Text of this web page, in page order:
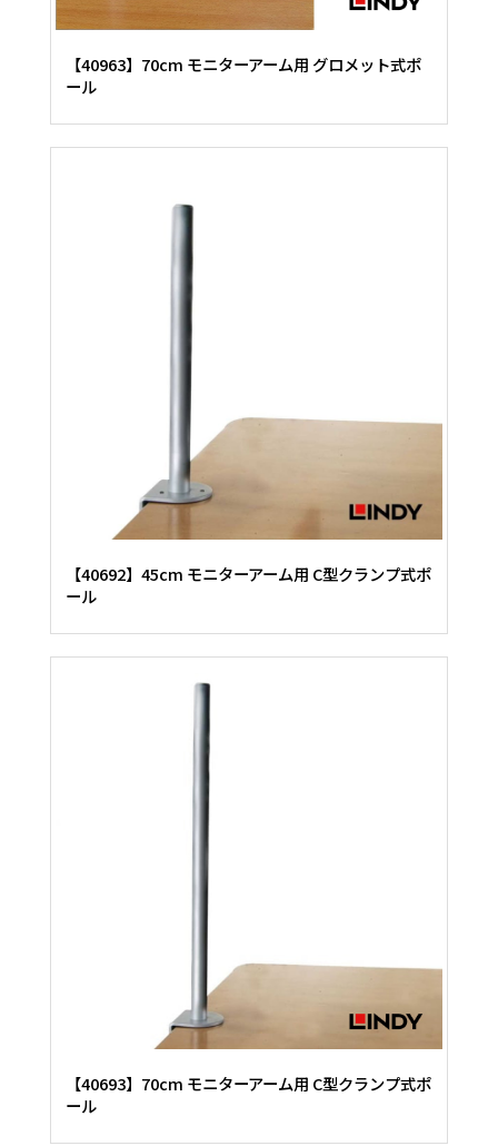
【40963】70cm モニターアーム用 グロメット式ポ
ール
【40692】45cm モニターアーム用 C型クランプ式ポ
ール
【40693】70cm モニターアーム用 C型クランプ式ポ
ール